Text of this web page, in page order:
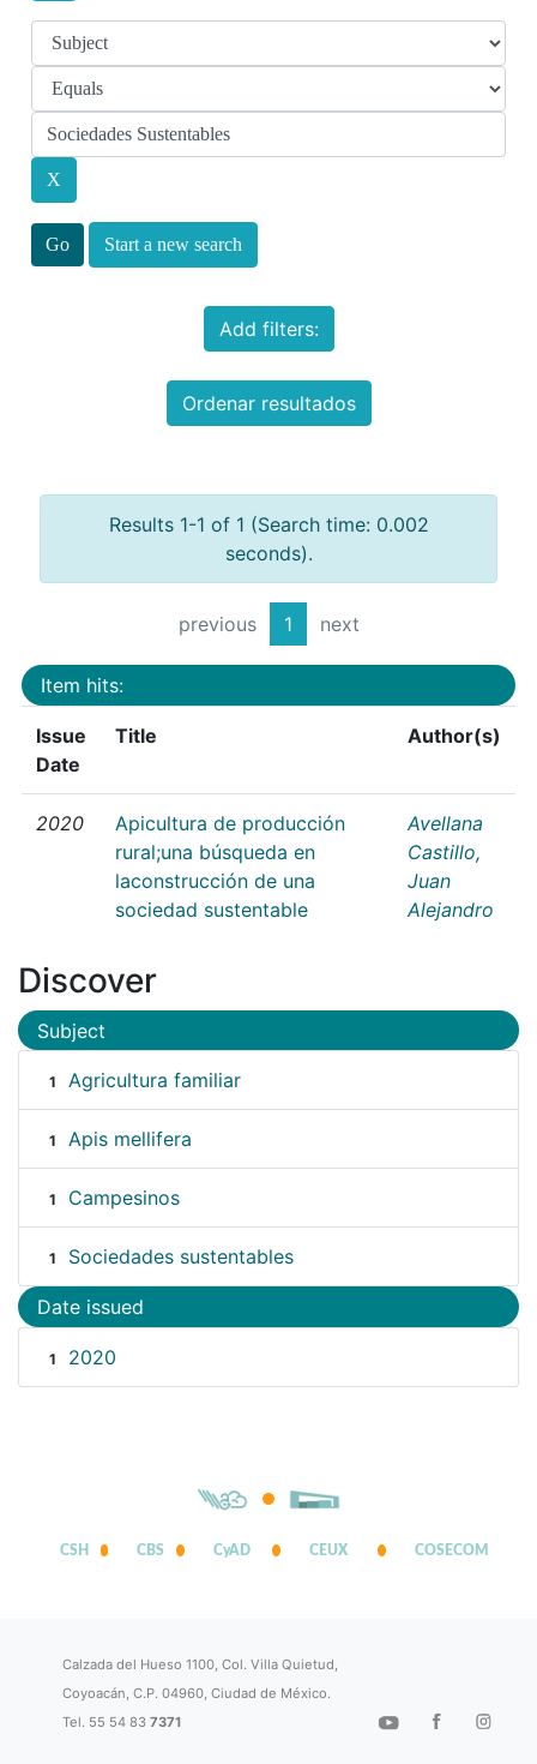
Start a new search
Add filters:
Ordenar resultados
Results 1-1 of 1 (Search time: 0.002
seconds).
previous 1 next
Item hits:
Issue
Date
Title Author(s)
2020
Apicultura de producción
rural;una búsqueda en
laconstrucción de una
sociedad sustentable
Avellana
Castillo,
Juan
Alejandro
Discover
Subject
1 Agricultura familiar
1 Apis mellifera
1 Campesinos
1 Sociedades sustentables
Date issued
1 2020
CSH CBS CyAD CEUX COSECOM
Calzada del Hueso 1100, Col. Villa Quietud,
Coyoacán, C.P. 04960, Ciudad de México.
Tel. 55 54 837371